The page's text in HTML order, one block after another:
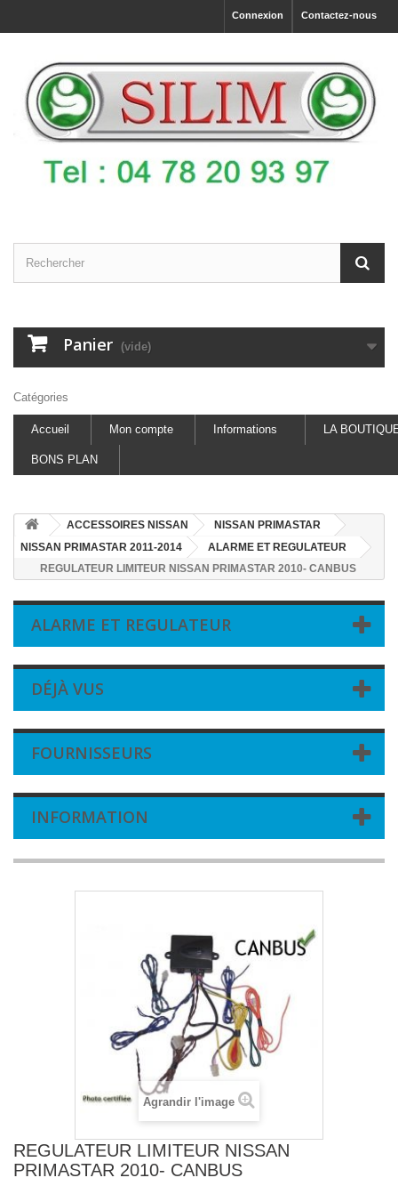
Contactez-nous
Connexion
Panier (vide)
Catégories
Accueil Mon compte Informations LA
BONS PLAN
ACCESSOIRES NISSAN
NISSAN PRIMASTAR
NISSAN PRIMASTAR 2011-2014
ALARME ET REGULATEUR
REGULATEUR LIMITEUR NISSAN PRIMASTAR 2010- CANBUS
ALARME ET REGULATEUR
DÉJÀ VUS
FOURNISSEURS
INFORMATION
Agrandir l'image
REGULATEUR LIMITEUR NISSAN
PRIMASTAR 2010- CANBUS